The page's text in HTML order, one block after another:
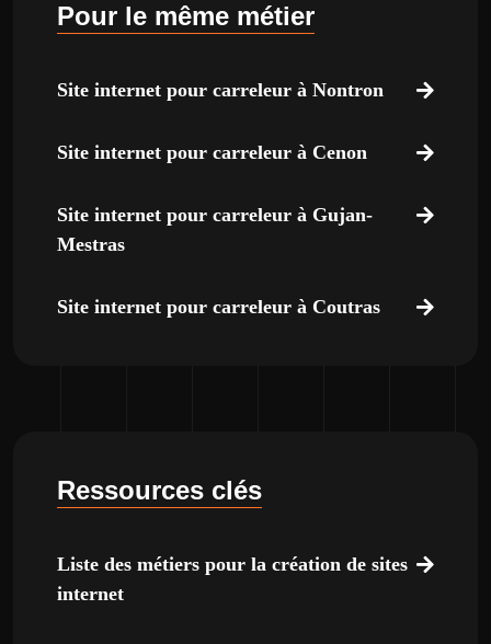
Pour le même métier
Site internet pour carreleur à Nontron
Site internet pour carreleur à Cenon
Site internet pour carreleur à Gujan-
Mestras
Site internet pour carreleur à Coutras
Ressources clés
Liste des métiers pour la création de sites
internet